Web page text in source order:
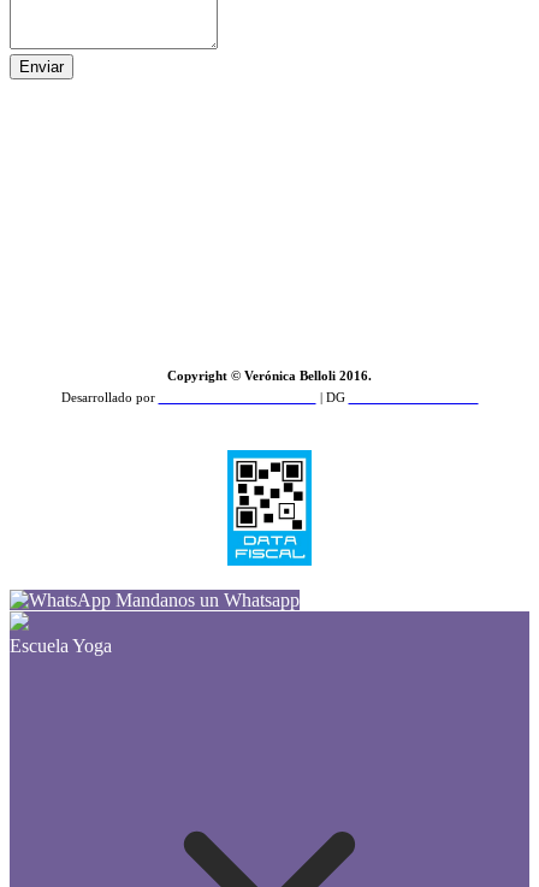
Enviar
Copyright © Verónica Belloli 2016.
Desarrollado por
| DG
Mandanos un Whatsapp
Escuela Yoga